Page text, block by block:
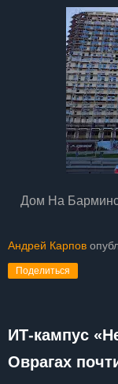
Дом На
Андрей Карпов
Поделиться
ИТ‑кампус
Оврагах